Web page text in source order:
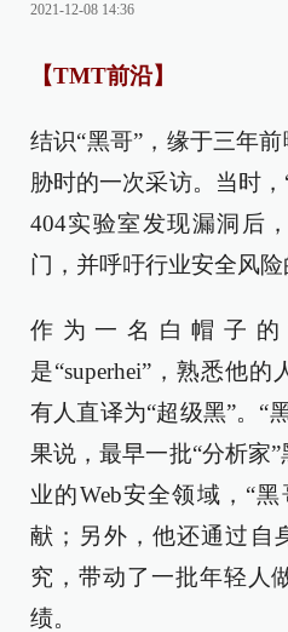
2021-12-08 14:36
【TMT前沿】
结识“黑哥”，缘于三年
胁时的一次采访。当时
404实验室发现漏洞后
门，并呼吁行业安全风险
作为一名白帽子
是“superhei”，熟悉他
有人直译为“超级黑”。“
果说，最早一批“分析家
业的Web安全领域，“
献；另外，他还通过自
究，带动了一批年轻人
绩。